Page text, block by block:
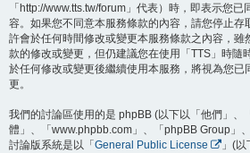
「http://www.tts.tw/forum」代表）時，即表示您
容。如果您不同意本服務條款的內容，請您停止存
許會於任何時間修改或變更本服務條款之內容，雖
款的修改或變更，但仍建議您在使用「TTS」時隨
於任何修改或變更後繼續使用本服務，將視為您已
更。
我們的討論區使用的是 phpBB (以下以「他們」、
體」、「www.phpbb.com」、「phpBB Group」
討論版系統是以「 General Public License
」(